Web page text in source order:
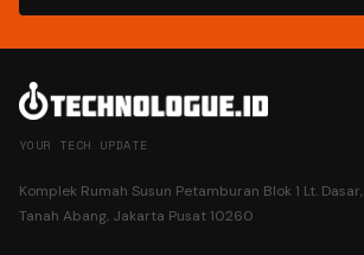
YOUR TECH UPDATE
Komplek Rumah Susun Petamburan Blok 1 Lt. Dasar,
Tanah Abang, Jakarta Pusat 10260